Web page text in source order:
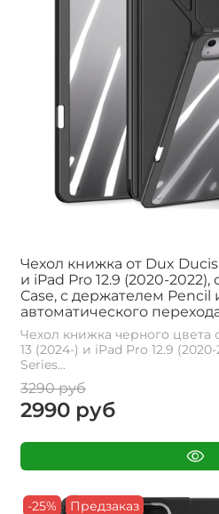
Чехол книжка от Dux
и iPad Pro 12.9 (2020-
Case, с держателем
автоматического
Чехол книжка черного цвета
13 (2024-) и iPad Pro 12.9
Series...
3290 руб
2990 руб
-25% Предзаказ